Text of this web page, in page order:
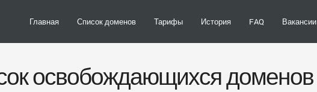
Главная Список доменов Тарифы История FAQ Вакансии
освобождающихся доменов